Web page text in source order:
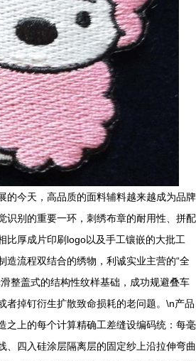
的今天，高品质的面料辅料越来越成为品牌
识别的重要一环，刺绣布章的耐用性、拼配
比厚成片印刷logo以及手工镶嵌的大批工
造流程双结合的绣物，利诚实业主营的“全
整盖式的结构性纹样基础，成功规避叠车
者掉钉衍生扩散致命损耗的老问题。\n产品
之上的每个计算精确工差缝设编码统：每毫
、四入硅涂层隔离层的固定纱上沿拉伸弯曲